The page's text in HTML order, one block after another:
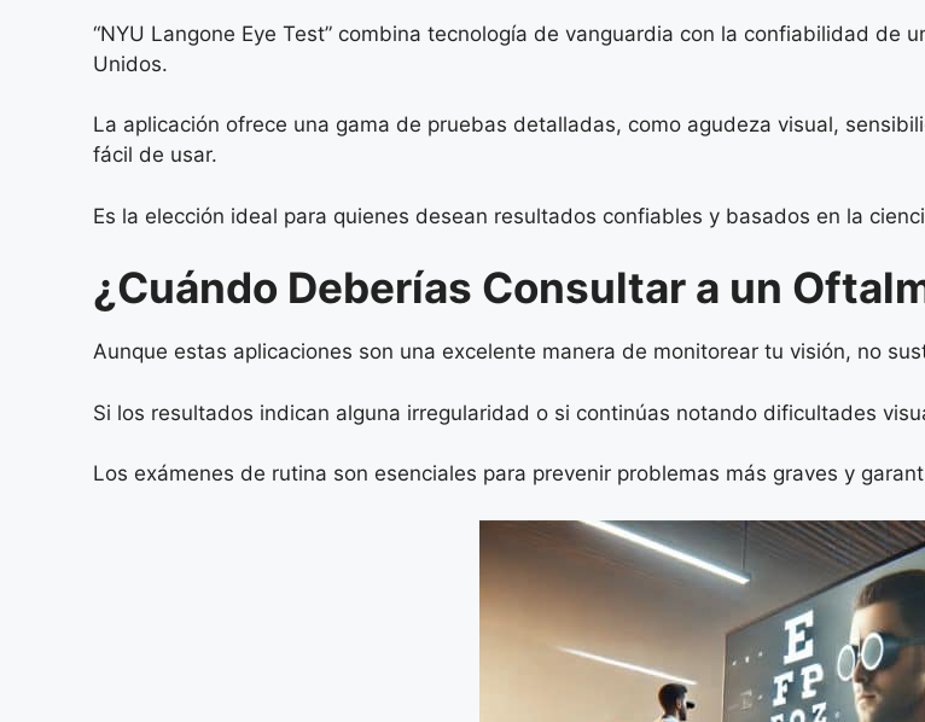
“NYU Langone Eye Test” combina tecnología de vanguardia con la confiabilidad de
Unidos.
La aplicación ofrece una gama de pruebas detalladas, como agudeza visual,
fácil de usar.
Es la elección ideal para quienes desean resultados confiables y basados en la
¿Cuándo Deberías Consultar a un
Aunque estas aplicaciones son una excelente manera de monitorear tu visión, no
Si los resultados indican alguna irregularidad o si continúas notando dificultades
Los exámenes de rutina son esenciales para prevenir problemas más graves y